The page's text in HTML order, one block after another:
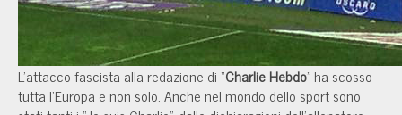
L'attacco fascista alla redazione di “Charlie Hebdo” ha scosso
tutta l'Europa e non solo. Anche nel mondo dello sport sono